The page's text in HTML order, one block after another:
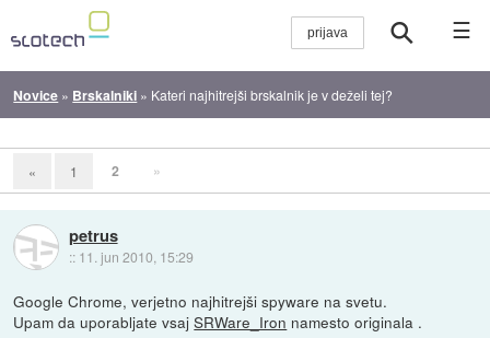
☰
Novice » Brskalniki » Kateri najhitrejši brskalnik je v deželi tej?
« 1 2 »
petrus
:: 11. jun 2010, 15:29
Google Chrome, verjetno najhitrejši spyware na svetu.
Upam da uporabljate vsajSRWare_Iron namesto originala .